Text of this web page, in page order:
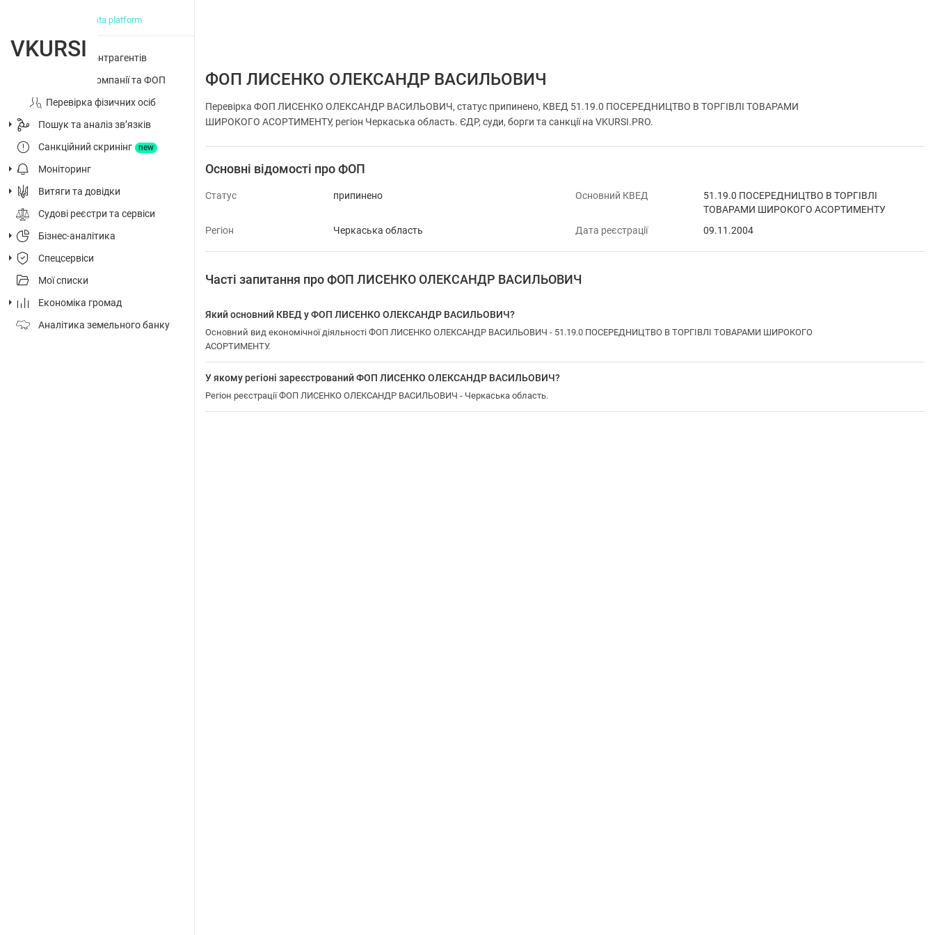
big data platform
Перевірка контрагентів
Досьє на компанії та ФОП
Перевірка фізичних осіб
Пошук та аналіз звʼязків
Санкційний скринінг
new
Моніторинг
Витяги та довідки
Судові реєстри та сервіси
Бізнес-аналітика
Спецсервіси
Мої списки
Економіка громад
Аналітика земельного банку
ФОП ЛИСЕНКО ОЛЕКСАНДР ВАСИЛЬОВИЧ
Перевірка ФОП ЛИСЕНКО ОЛЕКСАНДР ВАСИЛЬОВИЧ, статус припинено, КВЕД 51.19.0 ПОСЕРЕДНИЦТВО В ТОРГІВЛІ ТОВАРАМИ
ШИРОКОГО АСОРТИМЕНТУ, регіон Черкаська область. ЄДР, суди, борги та санкції на VKURSI.PRO.
Основні відомості про ФОП
Статус припинено Основний КВЕД
51.19.0 ПОСЕРЕДНИЦТВО В ТОРГІВЛІ
ТОВАРАМИ ШИРОКОГО АСОРТИМЕНТУ
Регіон
Черкаська область Дата реєстрації 09.11.2004
Часті запитання про ФОП ЛИСЕНКО ОЛЕКСАНДР ВАСИЛЬОВИЧ
Який основний КВЕД у ФОП ЛИСЕНКО ОЛЕКСАНДР ВАСИЛЬОВИЧ?
Основний вид економічної діяльності ФОП ЛИСЕНКО ОЛЕКСАНДР ВАСИЛЬОВИЧ - 51.19.0 ПОСЕРЕДНИЦТВО В ТОРГІВЛІ ТОВАРАМИ ШИРОКОГО
АСОРТИМЕНТУ.
У якому регіоні зареєстрований ФОП ЛИСЕНКО ОЛЕКСАНДР ВАСИЛЬОВИЧ?
Регіон реєстрації ФОП ЛИСЕНКО ОЛЕКСАНДР ВАСИЛЬОВИЧ - Черкаська область.
VKURSI